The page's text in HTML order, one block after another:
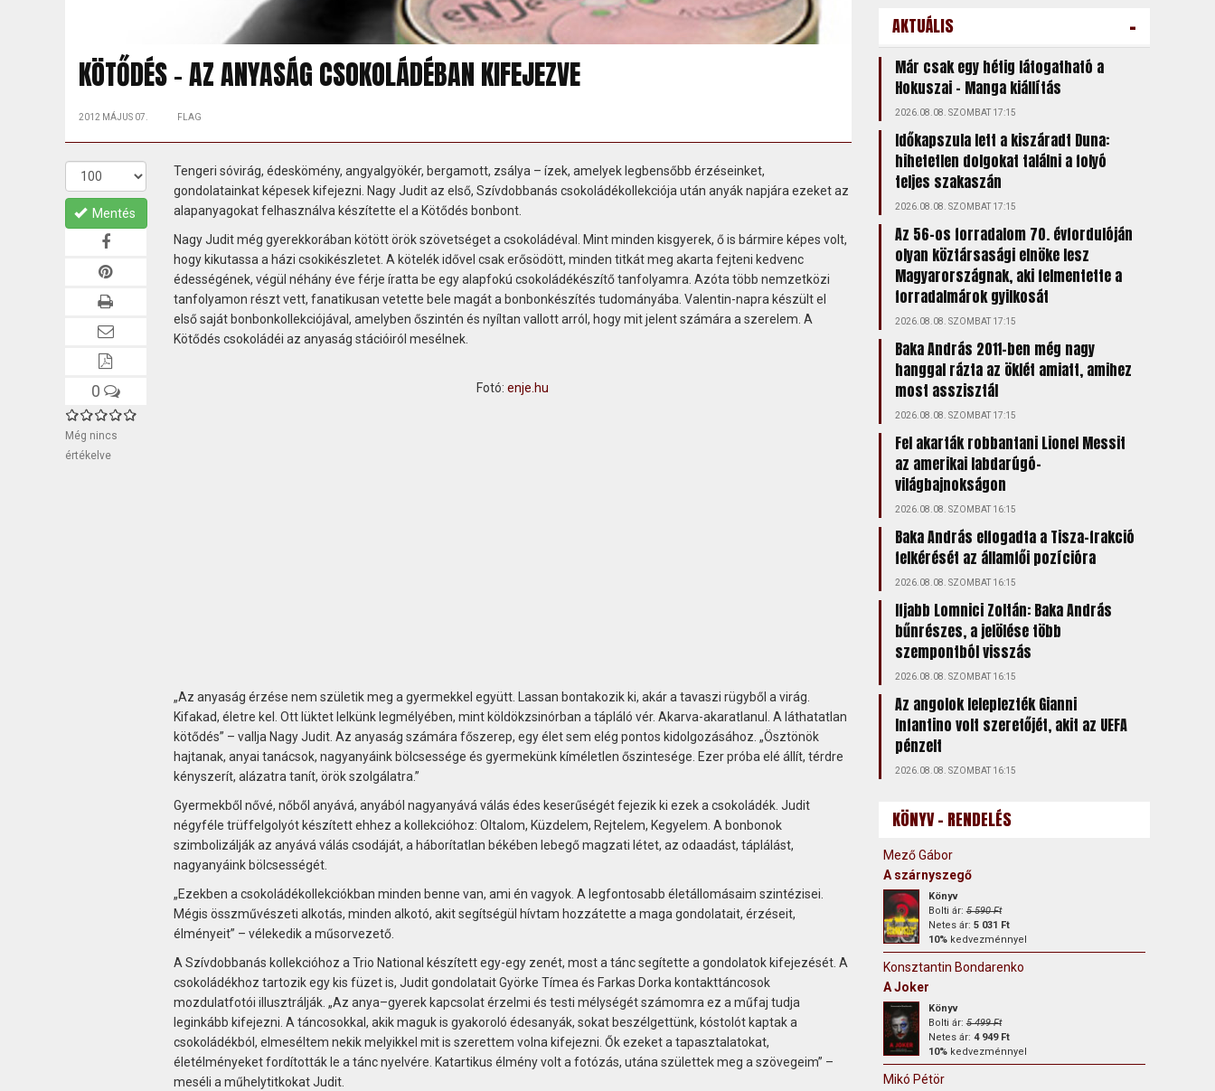
KÖTŐDÉS – AZ ANYASÁG CSOKOLÁDÉBAN KIFEJEZVE
2012 MÁJUS 07. FLAG
Mentés
0
Még nincs
értékelve
Tengeri sóvirág, édeskömény, angyalgyökér, bergamott, zsálya – ízek, amelyek legbensőbb érzéseinket,
gondolatainkat képesek kifejezni. Nagy Judit az első, Szívdobbanás csokoládékollekciója után anyák napjára ezeket az
alapanyagokat felhasználva készítette el a Kötődés bonbont.
Nagy Judit még gyerekkorában kötött örök szövetséget a csokoládéval. Mint minden kisgyerek, ő is bármire képes volt,
hogy kikutassa a házi csokikészletet. A kötelék idővel csak erősödött, minden titkát meg akarta fejteni kedvenc
édességének, végül néhány éve férje íratta be egy alapfokú csokoládékészítő tanfolyamra. Azóta több nemzetközi
tanfolyamon részt vett, fanatikusan vetette bele magát a bonbonkészítés tudományába. Valentin-napra készült el
első saját bonbonkollekciójával, amelyben őszintén és nyíltan vallott arról, hogy mit jelent számára a szerelem. A
Kötődés csokoládéi az anyaság stációiról mesélnek.
Fotó: enje.hu
„Az anyaság érzése nem születik meg a gyermekkel együtt. Lassan bontakozik ki, akár a tavaszi rügyből a virág.
Kifakad, életre kel. Ott lüktet lelkünk legmélyében, mint köldökzsinórban a tápláló vér. Akarva-akaratlanul. A láthatatlan
kötődés” – vallja Nagy Judit. Az anyaság számára főszerep, egy élet sem elég pontos kidolgozásához. „Ösztönök
hajtanak, anyai tanácsok, nagyanyáink bölcsessége és gyermekünk kíméletlen őszintesége. Ezer próba elé állít, térdre
kényszerít, alázatra tanít, örök szolgálatra.”
Gyermekből nővé, nőből anyává, anyából nagyanyává válás édes keserűségét fejezik ki ezek a csokoládék. Judit
négyféle trüffelgolyót készített ehhez a kollekcióhoz: Oltalom, Küzdelem, Rejtelem, Kegyelem. A bonbonok
szimbolizálják az anyává válás csodáját, a háborítatlan békében lebegő magzati létet, az odaadást, táplálást,
nagyanyáink bölcsességét.
„Ezekben a csokoládékollekciókban minden benne van, ami én vagyok. A legfontosabb életállomásaim szintézisei.
Mégis összművészeti alkotás, minden alkotó, akit segítségül hívtam hozzátette a maga gondolatait, érzéseit,
élményeit” – vélekedik a műsorvezető.
A Szívdobbanás kollekcióhoz a Trio National készített egy-egy zenét, most a tánc segítette a gondolatok kifejezését. A
csokoládékhoz tartozik egy kis füzet is, Judit gondolatait Györke Tímea és Farkas Dorka kontakttáncosok
mozdulatfotói illusztrálják. „Az anya–gyerek kapcsolat érzelmi és testi mélységét számomra ez a műfaj tudja
leginkább kifejezni. A táncosokkal, akik maguk is gyakoroló édesanyák, sokat beszélgettünk, kóstolót kaptak a
csokoládékból, elmeséltem nekik melyikkel mit is szerettem volna kifejezni. Ők ezeket a tapasztalatokat,
életélményeket fordították le a tánc nyelvére. Katartikus élmény volt a fotózás, utána születtek meg a szövegeim” –
meséli a műhelytitkokat Judit.
AKTUÁLIS -
Már csak egy hétig látogatható a
Hokuszai – Manga kiállítás
2026.08.08. SZOMBAT 17:15
Időkapszula lett a kiszáradt Duna:
hihetetlen dolgokat találni a folyó
teljes szakaszán
2026.08.08. SZOMBAT 17:15
Az 56-os forradalom 70. évfordulóján
olyan köztársasági elnöke lesz
Magyarországnak, aki felmentette a
forradalmárok gyilkosát
2026.08.08. SZOMBAT 17:15
Baka András 2011-ben még nagy
hanggal rázta az öklét amiatt, amihez
most asszisztál
2026.08.08. SZOMBAT 17:15
Fel akarták robbantani Lionel Messit
az amerikai labdarúgó-
világbajnokságon
2026.08.08. SZOMBAT 16:15
Baka András elfogadta a Tisza-frakció
felkérését az államfői pozícióra
2026.08.08. SZOMBAT 16:15
Ifjabb Lomnici Zoltán: Baka András
bűnrészes, a jelölése több
szempontból visszás
2026.08.08. SZOMBAT 16:15
Az angolok leleplezték Gianni
Infantino volt szeretőjét, akit az UEFA
pénzelt
2026.08.08. SZOMBAT 16:15
KÖNYV - RENDELÉS
Mező Gábor
A szárnyszegő
Könyv
Bolti ár:5 590 Ft
Netes ár: 5 031 Ft
10%kedvezménnyel
Konsztantin Bondarenko
A Joker
Könyv
Bolti ár:5 499 Ft
Netes ár: 4 949 Ft
10%kedvezménnyel
Mikó Pétör